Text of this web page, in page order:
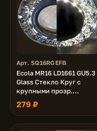
Арт. SQ16RGEFB
Ecola MR16 LD1661 GU5.3
Glass Стекло Круг с
крупными прозр.
стразами Конус с
подсветкой/фон черн./
центр.часть хром 38x95
279 ₽